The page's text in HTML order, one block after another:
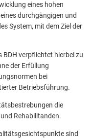
eines hohen
durchgängigen und
System, mit dem Ziel der
BDH verpflichtet hierbei zu
der Erfüllung
bei
Betriebsführung.
die
Rehabilitanden.
sind